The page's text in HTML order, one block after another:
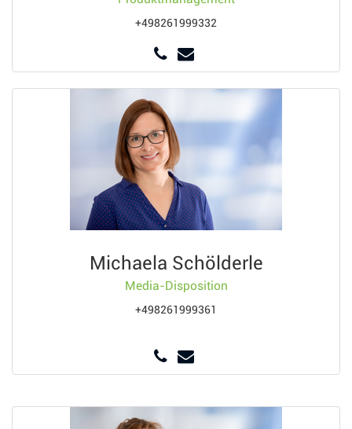
+498261999332
Michaela Schölderle
Media-Disposition
+498261999361